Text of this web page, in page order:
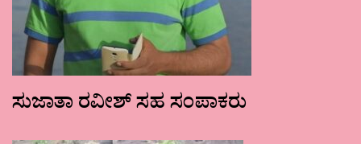
ಸುಜಾತಾ ರವೀಶ್ ಸಹ ಸಂಪಾಕರು